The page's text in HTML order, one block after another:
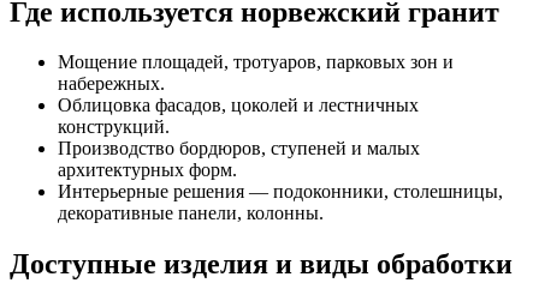
Где используется норвежский гранит
Мощение площадей, тротуаров, парковых зон и
набережных.
Облицовка фасадов, цоколей и лестничных
конструкций.
Производство бордюров, ступеней и малых
архитектурных форм.
Интерьерные решения — подоконники, столешницы,
декоративные панели, колонны.
Доступные изделия и виды обработки